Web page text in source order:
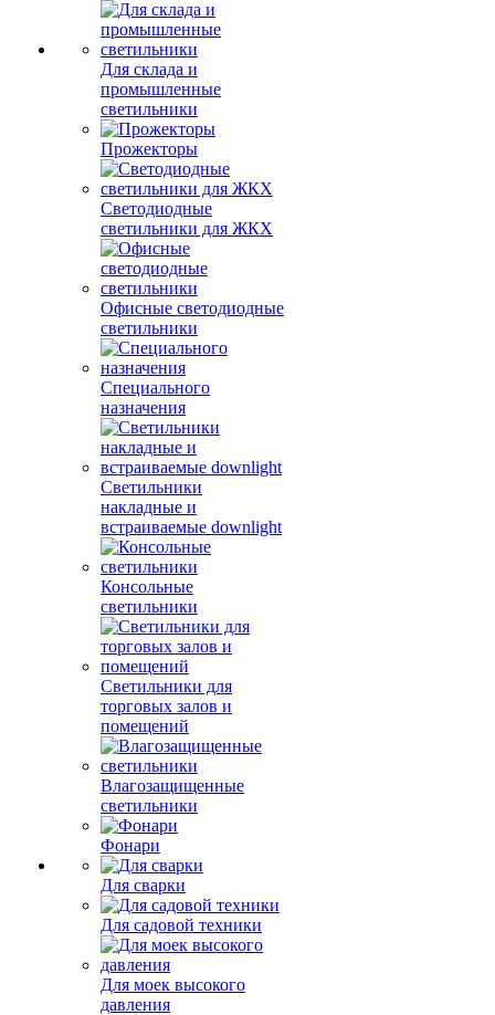
Для склада и
промышленные
светильники
Прожекторы
Светодиодные
светильники для ЖКХ
Офисные светодиодные
светильники
Специального
назначения
Светильники
накладные и
встраиваемые downlight
Консольные
светильники
Светильники для
торговых залов и
помещений
Влагозащищенные
светильники
Фонари
Для сварки
Для садовой техники
Для моек высокого
давления